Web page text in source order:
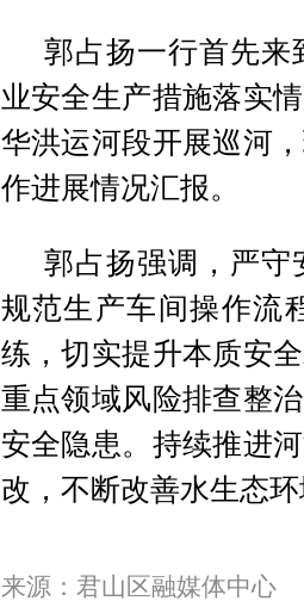
郭占扬一行首先来
业安全生产措施落实
华洪运河段开展巡河
作进展情况汇报。
郭占扬强调，严守
规范生产车间操作流
练，切实提升本质安
重点领域风险排查整
安全隐患。持续推进
改，不断改善水生态
来源：君山区融媒体中心